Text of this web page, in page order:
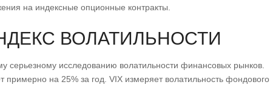
на индексные опционные контракты.
ВОЛАТИЛЬНОСТИ
серьезному исследованию волатильности финансовых рынков.
примерно на 25% за год. VIX измеряет волатильность фондового